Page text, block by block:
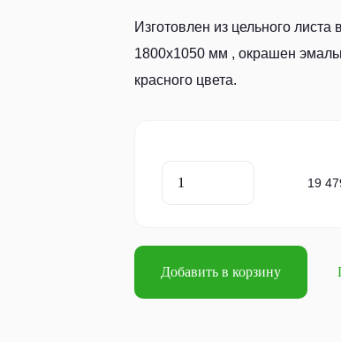
Изготовлен из цельного
1800х1050 мм , окрашен
красного цвета.
19
Добавить в корзину